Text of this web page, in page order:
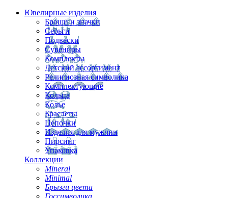
Ювелирные изделия
Броши и значки
Серьги
Подвески
Сувениры
Комплекты
Детский ассортимент
Религиозная символика
Комплектующие
Кольца
Колье
Браслеты
Цепочки
Изделия для мужчин
Пирсинг
Упаковка
Коллекции
Mineral
Minimal
Брызги цвета
Госсимволика